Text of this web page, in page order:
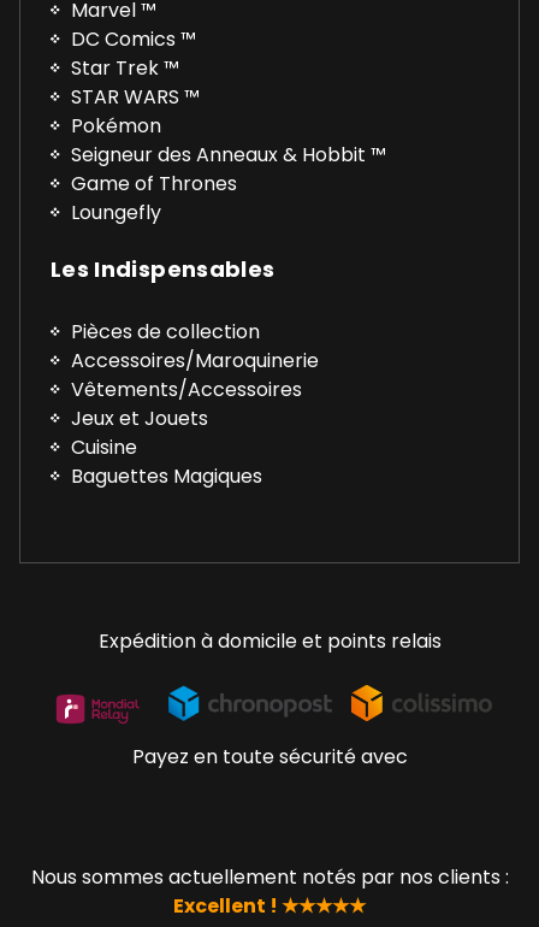
Marvel ™
DC Comics ™
Star Trek ™
STAR WARS ™
Pokémon
Seigneur des Anneaux & Hobbit ™
Game of Thrones
Loungefly
Les Indispensables
Pièces de collection
Accessoires/Maroquinerie
Vêtements/Accessoires
Jeux et Jouets
Cuisine
Baguettes Magiques
Expédition à domicile et points relais
Payez en toute sécurité avec
Nous sommes actuellement notés par nos clients :
Excellent ! ★★★★★